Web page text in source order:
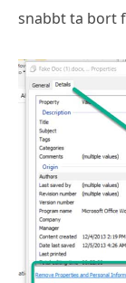
snabbt ta bort